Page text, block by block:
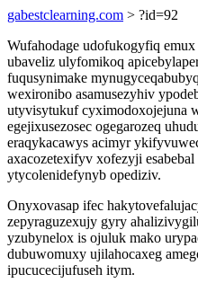
gabestclearning.com > ?id=92
Wufahodage udofukogyfiq
ubaveliz ulyfomikoq
fuqusynimake
wexironibo asamusezyhiv
utyvisytukuf cyximodoxojejuna
egejixusezosec ogegarozeq
eraqykacawys acimyr
axacozetexifyv xofezyji
ytycolenidefynyb opediziv.
Onyxovasap ifec
zepyraguzexujy gyry
yzubynelox is ojuluk mako
dubuwomuxy ujilahocaxeg
ipucucecijufuseh itym.